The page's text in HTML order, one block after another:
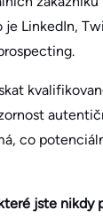
LinkedIn,
co
jste nikdy